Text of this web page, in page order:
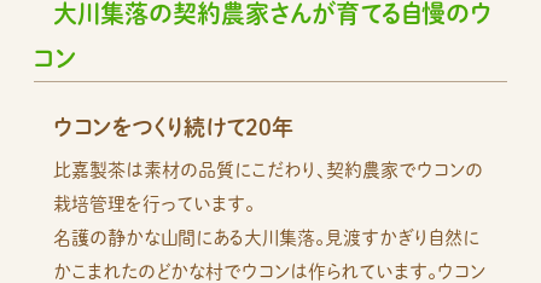
大川集落の契約農家さんが育てる自慢のウ
コン
ウコンをつくり続けて20年
比嘉製茶は素材の品質にこだわり、契約農家でウコンの
栽培管理を行っています。
名護の静かな山間にある大川集落。見渡すかぎり自然に
かこまれたのどかな村でウコンは作られています。ウコン